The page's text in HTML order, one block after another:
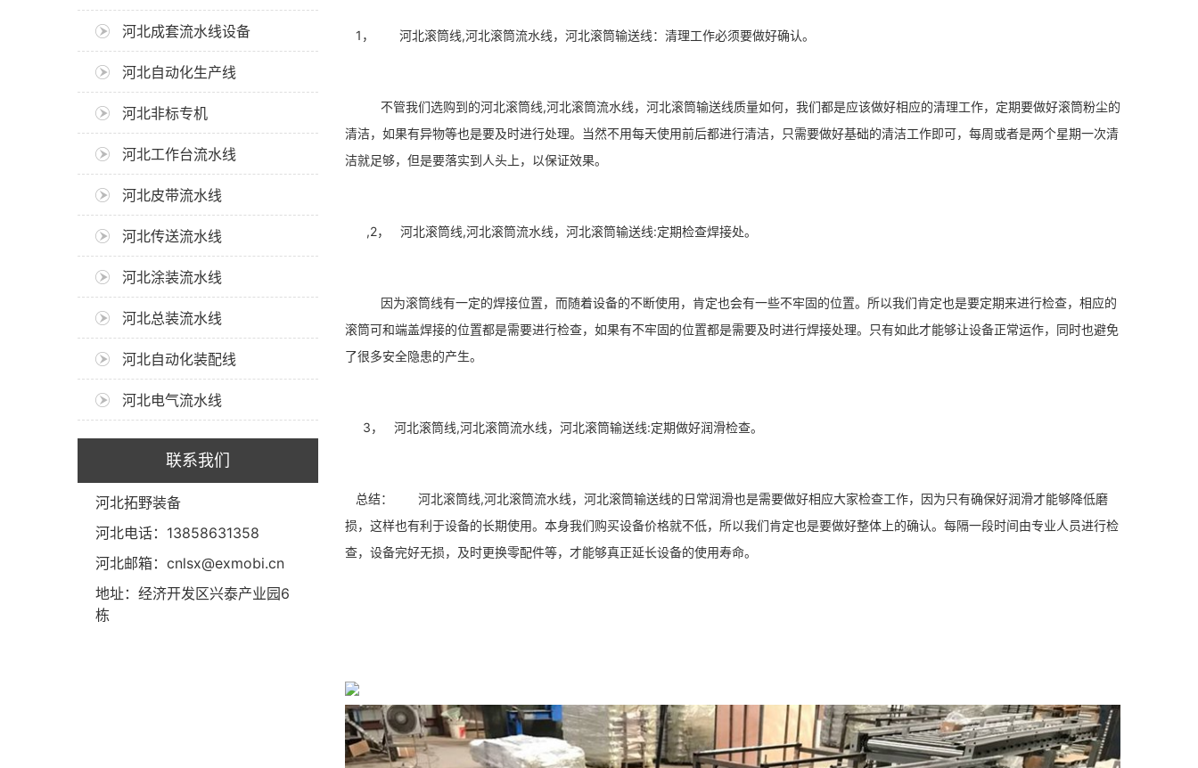
河北成套流水线设备
河北自动化生产线
河北非标专机
河北工作台流水线
河北皮带流水线
河北传送流水线
河北涂装流水线
河北总装流水线
河北自动化装配线
河北电气流水线
联系我们
河北拓野装备
河北电话：13858631358
河北邮箱：cnlsx@exmobi.cn
地址：经济开发区兴泰产业园6
栋
1， 河北滚筒线,河北滚筒流水线，河北滚筒输送线：清理工作必须要做好确认。
不管我们选购到的河北滚筒线,河北滚筒流水线，河北滚筒输送线质量如何，我们都是应该做好相应的清理工作，定期要做好滚筒粉尘的
清洁，如果有异物等也是要及时进行处理。当然不用每天使用前后都进行清洁，只需要做好基础的清洁工作即可，每周或者是两个星期一次清
洁就足够，但是要落实到人头上，以保证效果。
,2， 河北滚筒线,河北滚筒流水线，河北滚筒输送线:定期检查焊接处。
因为滚筒线有一定的焊接位置，而随着设备的不断使用，肯定也会有一些不牢固的位置。所以我们肯定也是要定期来进行检查，相应的
滚筒可和端盖焊接的位置都是需要进行检查，如果有不牢固的位置都是需要及时进行焊接处理。只有如此才能够让设备正常运作，同时也避免
了很多安全隐患的产生。
3， 河北滚筒线,河北滚筒流水线，河北滚筒输送线:定期做好润滑检查。
总结： 河北滚筒线,河北滚筒流水线，河北滚筒输送线的日常润滑也是需要做好相应大家检查工作，因为只有确保好润滑才能够降低磨
损，这样也有利于设备的长期使用。本身我们购买设备价格就不低，所以我们肯定也是要做好整体上的确认。每隔一段时间由专业人员进行检
查，设备完好无损，及时更换零配件等，才能够真正延长设备的使用寿命。